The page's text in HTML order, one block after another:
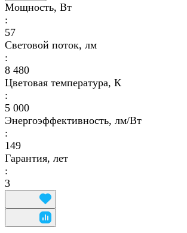
Мощность, Вт
:
57
Световой поток, лм
:
8 480
Цветовая температура, К
:
5 000
Энергоэффективность, лм/Вт
:
149
Гарантия, лет
:
3